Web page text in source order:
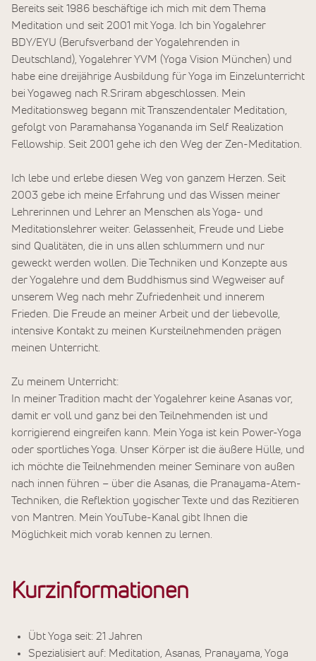
Bereits seit 1986 beschäftige ich mich mit dem Thema
Meditation und seit 2001 mit Yoga. Ich bin Yogalehrer
BDY/EYU (Berufsverband der Yogalehrenden in
Deutschland), Yogalehrer YVM (Yoga Vision München) und
habe eine dreijährige Ausbildung für Yoga im Einzelunterricht
bei Yogaweg nach R.Sriram abgeschlossen. Mein
Meditationsweg begann mit Transzendentaler Meditation,
gefolgt von Paramahansa Yogananda im Self Realization
Fellowship. Seit 2001 gehe ich den Weg der Zen-Meditation.
Ich lebe und erlebe diesen Weg von ganzem Herzen. Seit
2003 gebe ich meine Erfahrung und das Wissen meiner
Lehrerinnen und Lehrer an Menschen als Yoga- und
Meditationslehrer weiter. Gelassenheit, Freude und Liebe
sind Qualitäten, die in uns allen schlummern und nur
geweckt werden wollen. Die Techniken und Konzepte aus
der Yogalehre und dem Buddhismus sind Wegweiser auf
unserem Weg nach mehr Zufriedenheit und innerem
Frieden. Die Freude an meiner Arbeit und der liebevolle,
intensive Kontakt zu meinen Kursteilnehmenden prägen
meinen Unterricht.
Zu meinem Unterricht:
In meiner Tradition macht der Yogalehrer keine Asanas vor,
damit er voll und ganz bei den Teilnehmenden ist und
korrigierend eingreifen kann. Mein Yoga ist kein Power-Yoga
oder sportliches Yoga. Unser Körper ist die äußere Hülle, und
ich möchte die Teilnehmenden meiner Seminare von außen
nach innen führen – über die Asanas, die Pranayama-Atem-
Techniken, die Reflektion yogischer Texte und das Rezitieren
von Mantren. Mein YouTube-Kanal gibt Ihnen die
Möglichkeit mich vorab kennen zu lernen.
Kurzinformationen
Übt Yoga seit: 21 Jahren
Spezialisiert auf: Meditation, Asanas, Pranayama, Yoga